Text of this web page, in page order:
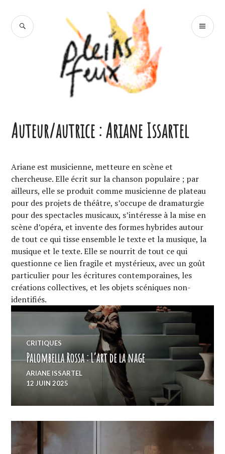
contenu
Pleins Feux
RECHERCHE
Auteur/autrice :Ariane Issartel
Ariane est musicienne, metteure en scène et
chercheuse. Elle écrit sur la chanson populaire ; par
ailleurs, elle se produit comme musicienne de plateau
pour des projets de théâtre, s’occupe de dramaturgie
pour des spectacles musicaux, s’intéresse à la mise en
scène d’opéra, et invente des formes hybrides autour
de tout ce qui tisse ensemble le texte et la musique, la
musique et le texte. Elle se nourrit de tout ce qui
questionne ce lien fragile et mystérieux, avec un goût
particulier pour les écritures contemporaines, les
créations collectives, et les objets scéniques non-
identifiés.
CRITIQUES
Palombella Rossa : L’art de la nage
ARIANE ISSARTEL
12 JUIN 2025